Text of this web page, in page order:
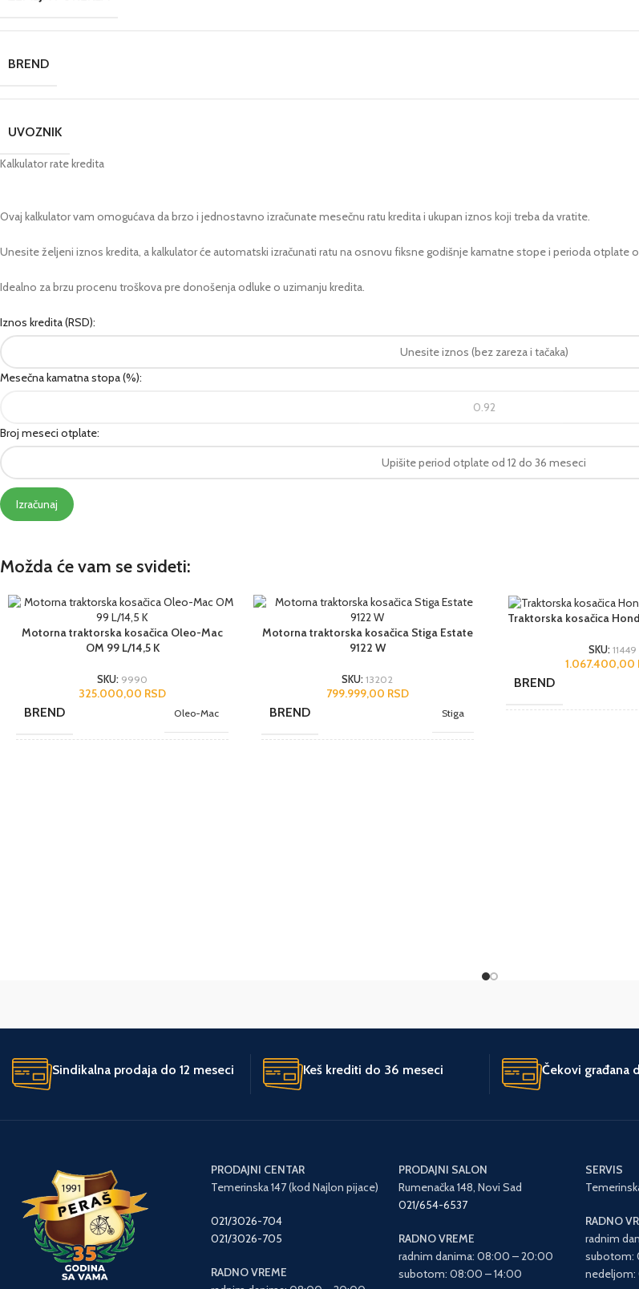
BREND
UVOZNIK
Kalkulator rate kredita
Ovaj kalkulator vam omogućava da brzo i jednostavno izračunate mesečnu ratu kredita i ukupan iznos koji treba da vratite.
Unesite željeni iznos kredita, a kalkulator će automatski izračunati ratu na osnovu fiksne godišnje kamatne stope i perioda otplate
Idealno za brzu procenu troškova pre donošenja odluke o uzimanju kredita.
Iznos kredita (RSD):
Mesečna kamatna stopa (%):
Broj meseci otplate:
Izračunaj
Možda će vam se svideti:
Motorna traktorska kosačica Oleo-Mac
OM 99 L/14,5 K
SKU: 9990
325.000,00 RSD
BREND Oleo-Mac
Motorna traktorska kosačica Stiga Estate
9122 W
SKU:13202
799.999,00 RSD
BREND Stiga
Traktorska kosačica
SKU: 11449
1.067.400,00
BREND
Sindikalna prodaja do 12 meseci Keš krediti do 36 meseci Čekovi građana
PRODAJNI CENTAR
Temerinska 147 (kod Najlon pijace)
021/3026-704
021/3026-705
RADNO VREME
PRODAJNI SALON
Rumenačka 148, Novi Sad
021/654-6537
RADNO VREME
radnim danima: 08:00 – 20:00
subotom: 08:00 – 14:00
SERVIS
RADNO
radnim
subotom:
nedeljom: